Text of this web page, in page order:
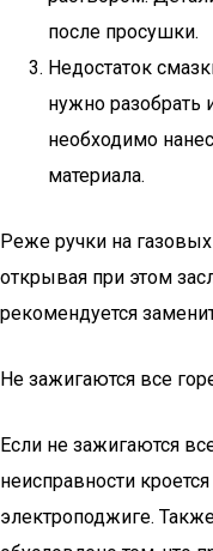
после просушки.
Недостаток
нужно разобрать
необходимо
материала.
Реже ручки на
открывая при этом
рекомендуется
Не зажигаются все
Если не зажигаются
неисправности
электроподжиге.